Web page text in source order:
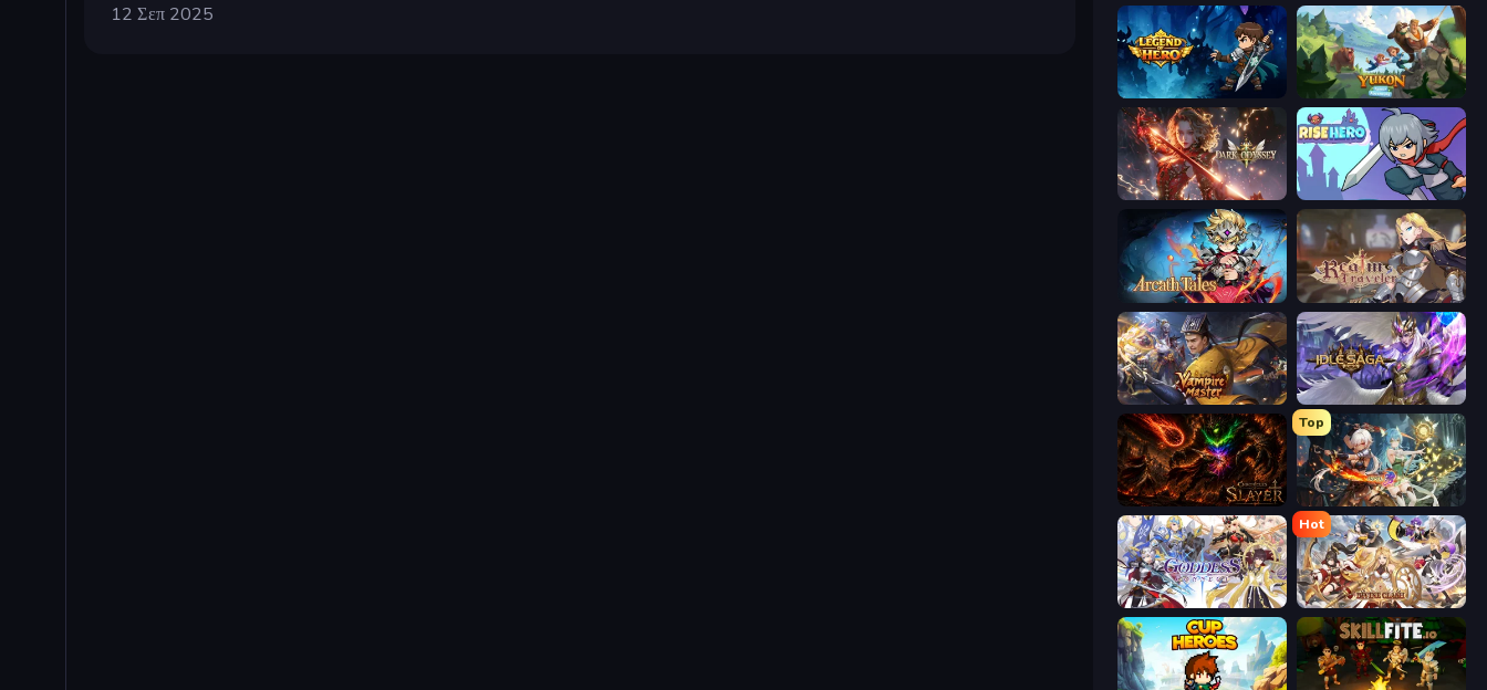
12 Σεπ 2025
Legend of Hero Yukon: Family Adventure
Dark Odyssey Rise Hero
Arcath Tales Realm Traveler
Vampire Master Idle Saga
Chronicles of Slayer
Top
Crystal Saga: Nova
Goddess Connect
Hot
Divine Clash